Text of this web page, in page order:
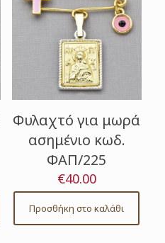
Φυλαχτό για μωρά
ασημένιο κωδ.
ΦΑΠ/225
€40.00
Προσθήκη στο καλάθι